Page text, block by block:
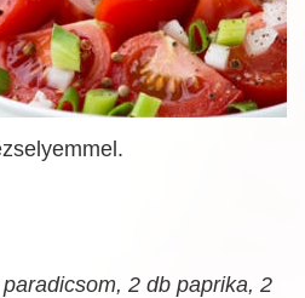
2 db paprika, 2